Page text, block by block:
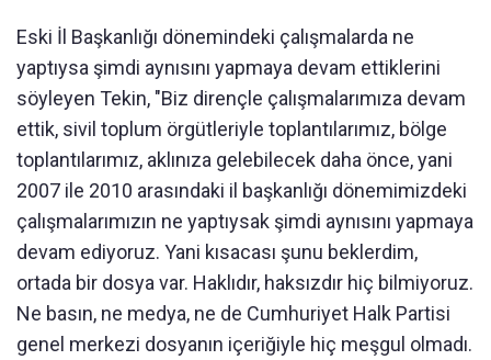
Eski İl Başkanlığı dönemindeki çalışmalarda ne
yaptıysa şimdi aynısını yapmaya devam ettiklerini
söyleyen Tekin, "Biz dirençle çalışmalarımıza devam
ettik, sivil toplum örgütleriyle toplantılarımız, bölge
toplantılarımız, aklınıza gelebilecek daha önce, yani
2007 ile 2010 arasındaki il başkanlığı dönemimizdeki
çalışmalarımızın ne yaptıysak şimdi aynısını yapmaya
devam ediyoruz. Yani kısacası şunu beklerdim,
ortada bir dosya var. Haklıdır, haksızdır hiç bilmiyoruz.
Ne basın, ne medya, ne de Cumhuriyet Halk Partisi
genel merkezi dosyanın içeriğiyle hiç meşgul olmadı.